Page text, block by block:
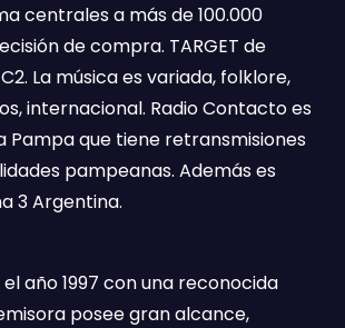
centrales a más de 100.000
de compra. TARGET de
La música es variada, folklore,
internacional. Radio Contacto es
Pampa que tiene retransmisiones
pampeanas. Además es
3 Argentina.
año 1997 con una reconocida
posee gran alcance,